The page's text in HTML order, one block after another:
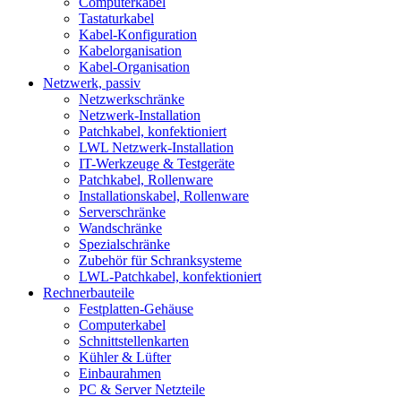
Tastaturkabel
Kabel-Konfiguration
Kabelorganisation
Kabel-Organisation
Netzwerk, passiv
Netzwerkschränke
Netzwerk-Installation
Patchkabel, konfektioniert
LWL Netzwerk-Installation
IT-Werkzeuge & Testgeräte
Patchkabel, Rollenware
Installationskabel, Rollenware
Serverschränke
Wandschränke
Spezialschränke
Zubehör für Schranksysteme
LWL-Patchkabel, konfektioniert
Rechnerbauteile
Festplatten-Gehäuse
Computerkabel
Schnittstellenkarten
Kühler & Lüfter
Einbaurahmen
PC & Server Netzteile